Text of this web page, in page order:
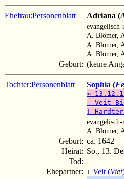
Ehefrau:Personenblatt Adriana (
A. Blömer,
A. Blömer,
A. Blömer,
Geburt: (keine
Tochter:Personenblatt Sophia (
∞
Veit
†
A. Blömer,
Geburt: ca. 1642
Heirat: So., 13.
Tod:
Ehepartner: + Veit (Viet